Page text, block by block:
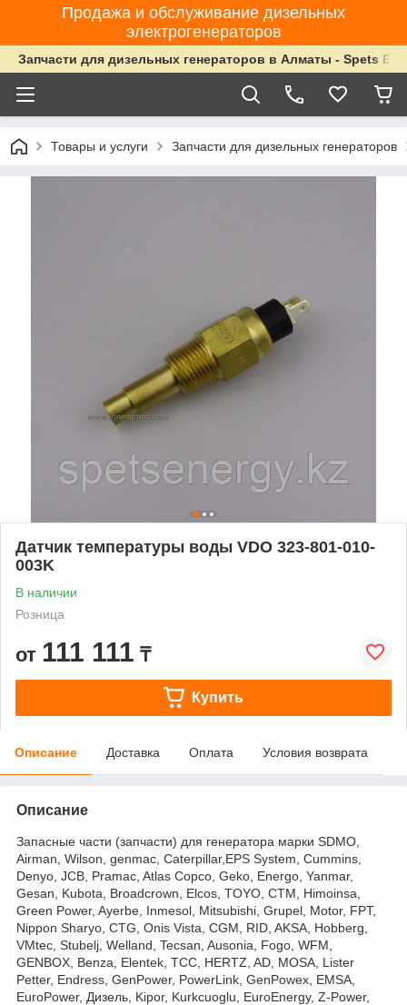
Продажа и обслуживание дизельных
электрогенераторов
Запчасти для дизельных генераторов в Алматы - Spets
Товары и услуги Запчасти для дизельных генераторов
Датчик температуры воды VDO 323-801-010-
003K
В наличии
Розница
от 111 111 ₸
Купить
Описание Доставка Оплата Условия возврата
Описание
Запасные части (запчасти) для генератора марки SDMO,
Airman, Wilson, genmac, Caterpillar,EPS System, Cummins,
Denyo, JCB, Pramac, Atlas Copco, Geko, Energo, Yanmar,
Gesan, Kubota, Broadcrown, Elcos, TOYO, CTM, Himoinsa,
Green Power, Ayerbe, Inmesol, Mitsubishi, Grupel, Motor, FPT,
Nippon Sharyo, CTG, Onis Vista, CGM, RID, AKSA, Hobberg,
VMtec, Stubelj, Welland, Tecsan, Ausonia, Fogo, WFM,
GENBOX, Benza, Elentek, TCC, HERTZ, AD, MOSA, Lister
Petter, Endress, GenPower, PowerLink, GenPowex, EMSA,
EuroPower, Дизель, Kipor, Kurkcuoglu, EuroEnergy, Z-Power,